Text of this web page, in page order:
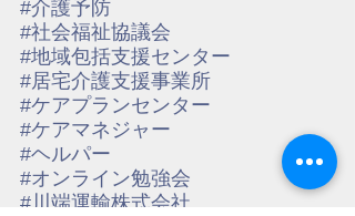
#介護予防
#社会福祉協議会
#地域包括支援センター
#居宅介護支援事業所
#ケアプランセンター
#ケアマネジャー
#ヘルパー
#オンライン勉強会
#川端運輸株式会社